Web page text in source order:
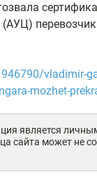
(АУЦ)
vladimir-
mozhet-
является
сайта может не